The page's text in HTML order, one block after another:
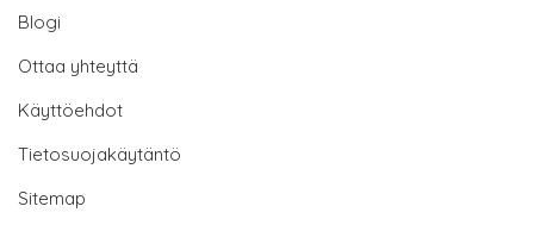
Blogi
Ottaa yhteyttä
Käyttöehdot
Tietosuojakäytäntö
Sitemap